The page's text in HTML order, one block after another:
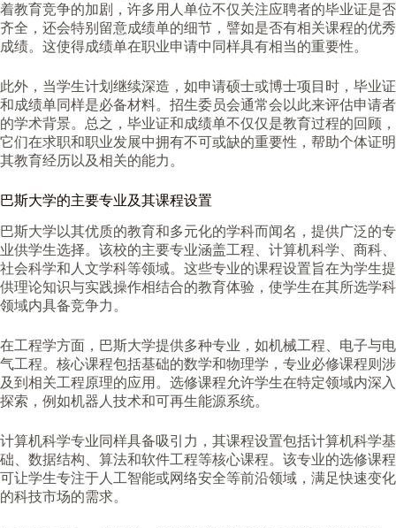
着教育竞争的加剧，许多用人单位不仅关注应聘者的毕业证是否
齐全，还会特别留意成绩单的细节，譬如是否有相关课程的优秀
成绩。这使得成绩单在职业申请中同样具有相当的重要性。
此外，当学生计划继续深造，如申请硕士或博士项目时，毕业证
和成绩单同样是必备材料。招生委员会通常会以此来评估申请者
的学术背景。总之，毕业证和成绩单不仅仅是教育过程的回顾，
它们在求职和职业发展中拥有不可或缺的重要性，帮助个体证明
其教育经历以及相关的能力。
巴斯大学的主要专业及其课程设置
巴斯大学以其优质的教育和多元化的学科而闻名，提供广泛的专
业供学生选择。该校的主要专业涵盖工程、计算机科学、商科、
社会科学和人文学科等领域。这些专业的课程设置旨在为学生提
供理论知识与实践操作相结合的教育体验，使学生在其所选学科
领域内具备竞争力。
在工程学方面，巴斯大学提供多种专业，如机械工程、电子与电
气工程。核心课程包括基础的数学和物理学，专业必修课程则涉
及到相关工程原理的应用。选修课程允许学生在特定领域内深入
探索，例如机器人技术和可再生能源系统。
计算机科学专业同样具备吸引力，其课程设置包括计算机科学基
础、数据结构、算法和软件工程等核心课程。该专业的选修课程
可让学生专注于人工智能或网络安全等前沿领域，满足快速变化
的科技市场的需求。